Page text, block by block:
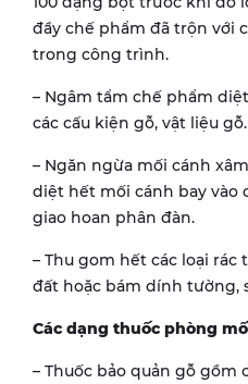
đầy chế phẩm đã trộn với
trong công trình.
– Ngâm tẩm chế phẩm
các cấu kiện gỗ, vật liệu gỗ.
– Ngăn ngừa mối cánh
diệt hết mối cánh bay
giao hoan phân đàn.
– Thu gom hết các loại
đất hoặc bám dính tường,
Các dạng thuốc phòng
– Thuốc bảo quản gỗ gồm